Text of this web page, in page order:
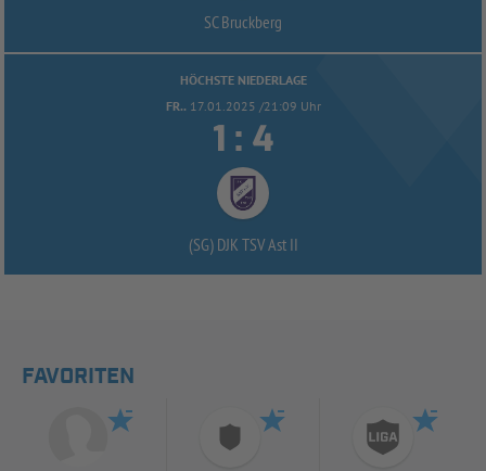
SC Bruckberg
HÖCHSTE NIEDERLAGE
FR.. 17.01.2025 /21:09 Uhr
 : 
(SG) DJK TSV Ast II
FAVORITEN